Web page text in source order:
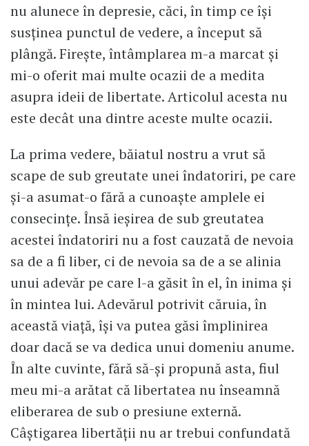
nu alunece în depresie, căci, în timp ce își
susținea punctul de vedere, a început să
plângă. Firește, întâmplarea m-a marcat și
mi-o oferit mai multe ocazii de a medita
asupra ideii de libertate. Articolul acesta nu
este decât una dintre aceste multe ocazii.
La prima vedere, băiatul nostru a vrut să
scape de sub greutate unei îndatoriri, pe care
și-a asumat-o fără a cunoaște amplele ei
consecințe. Însă ieșirea de sub greutatea
acestei îndatoriri nu a fost cauzată de nevoia
sa de a fi liber, ci de nevoia sa de a se alinia
unui adevăr pe care l-a găsit în el, în inima și
în mintea lui. Adevărul potrivit căruia, în
această viață, își va putea găsi împlinirea
doar dacă se va dedica unui domeniu anume.
În alte cuvinte, fără să-și propună asta, fiul
meu mi-a arătat că libertatea nu înseamnă
eliberarea de sub o presiune externă.
Câștigarea libertății nu ar trebui confundată